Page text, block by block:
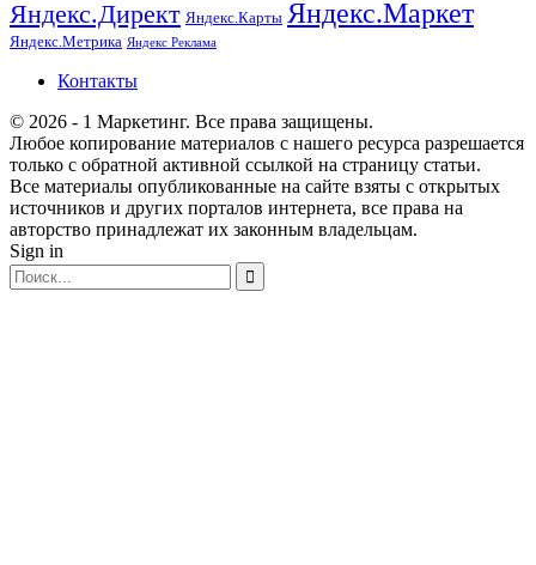
Яндекс.Директ Яндекс.Карты Яндекс.Маркет
Яндекс.Метрика Яндекс Реклама
Контакты
© 2026 - 1 Маркетинг. Все права защищены.
Любое копирование материалов с нашего ресурса разрешается
только с обратной активной ссылкой на страницу статьи.
Все материалы опубликованные на сайте взяты с открытых
источников и других порталов интернета, все права на
авторство принадлежат их законным владельцам.
Sign in